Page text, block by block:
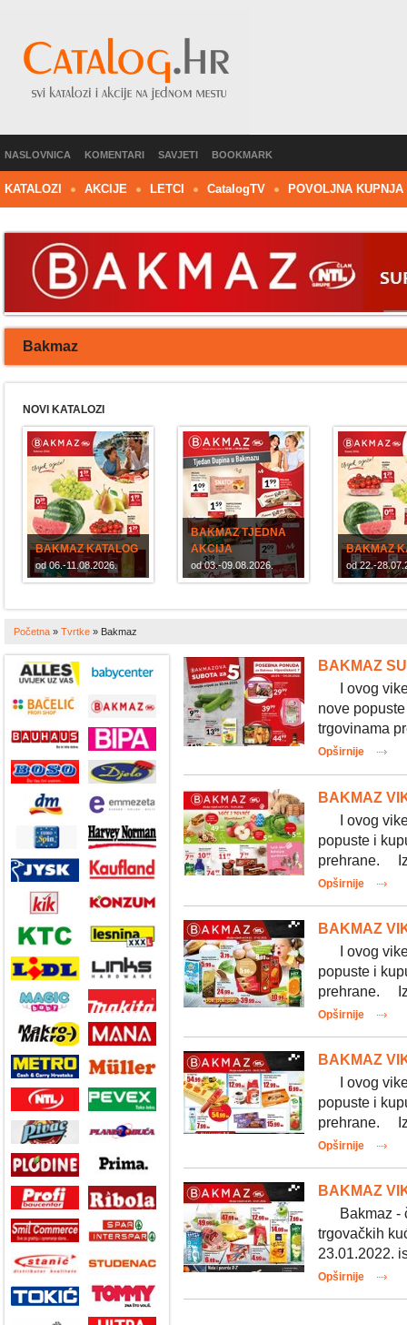
NASLOVNICA KOMENTARI SAVJETI BOOKMARK
KATALOZI AKCIJE LETCI CatalogTV POVOLJNA KUPNJA
Bakmaz
NOVI KATALOZI
BAKMAZ KATALOG
od 06.-11.08.2026.
BAKMAZ TJEDNA
AKCIJA
od 03.-09.08.2026.
BAKMAZ
od 22.-
Početna » Tvrtke » Bakmaz
BAKMAZ
I ovog
nove
trgovinama
Opširnije
BAKMAZ
I ovog
popuste i
prehrane.
Opširnije
BAKMAZ
I ovog
popuste i
prehrane.
Opširnije
BAKMAZ
I ovog
popuste i
prehrane.
Opširnije
BAKMAZ
Bakmaz -
trgovačkih
23.01.2022.
Opširnije